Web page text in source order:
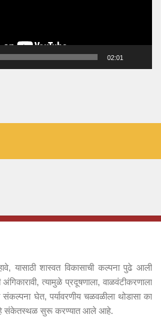
02:01
यासाठी शास्वत विकासाची कल्पना पुढे आली
त्यामुळे प्रदूषणाला, वाळवंटीकरणाला
घेत, पर्यावरणीय चळवळीला थोडासा का
हे संकेतस्थळ सुरू करण्यात आले आहे.